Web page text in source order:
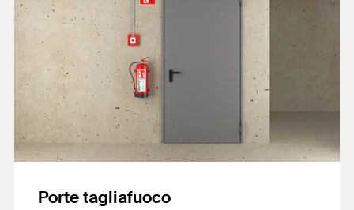
Porte tagliafuoco